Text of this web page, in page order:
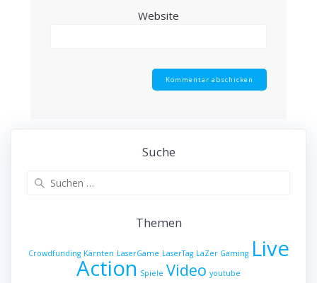
Website
Suche
Themen
Crowdfunding Kärnten LaserGame LaserTag LaZer Gaming Live
Action Spiele Video youtube